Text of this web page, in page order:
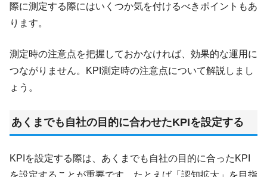
際に測定する際にはいくつか気を付けるべきポイントもあ
ります。
測定時の注意点を把握しておかなければ、効果的な運用に
つながりません。KPI測定時の注意点について解説しまし
ょう。
あくまでも自社の目的に合わせたKPIを設定する
KPIを設定する際は、あくまでも自社の目的に合ったKPI
を設定することが重要です。たとえば「認知拡大」を目指